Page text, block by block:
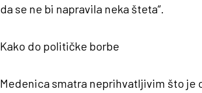
da se ne bi napravila neka šteta“.
Kako do političke borbe
Medenica smatra neprihvatljivim što